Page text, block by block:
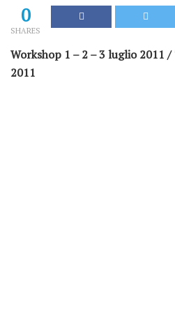
0
SHARES
Workshop 1 – 2 – 3 luglio 2011
2011